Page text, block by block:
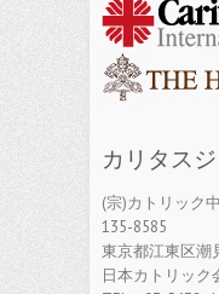
カリタス
(宗)カトリック
135-8585
東京都江東区潮
日本カトリック